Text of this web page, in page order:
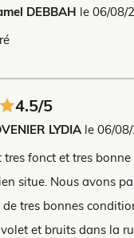
DEBBAH le 06/08/
4.5/5
LYDIA le 06/
tres fonct et tres bonne
situe. Nous avons
tres bonnes
et bruits dans la